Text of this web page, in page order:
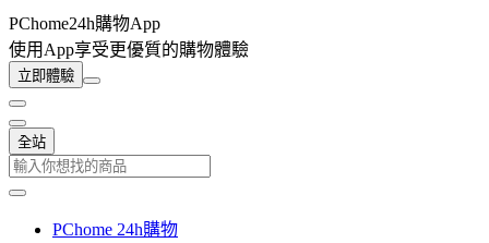
PChome24h購物App
使用App享受更優質的購物體驗
立即體驗
全站
PChome 24h購物